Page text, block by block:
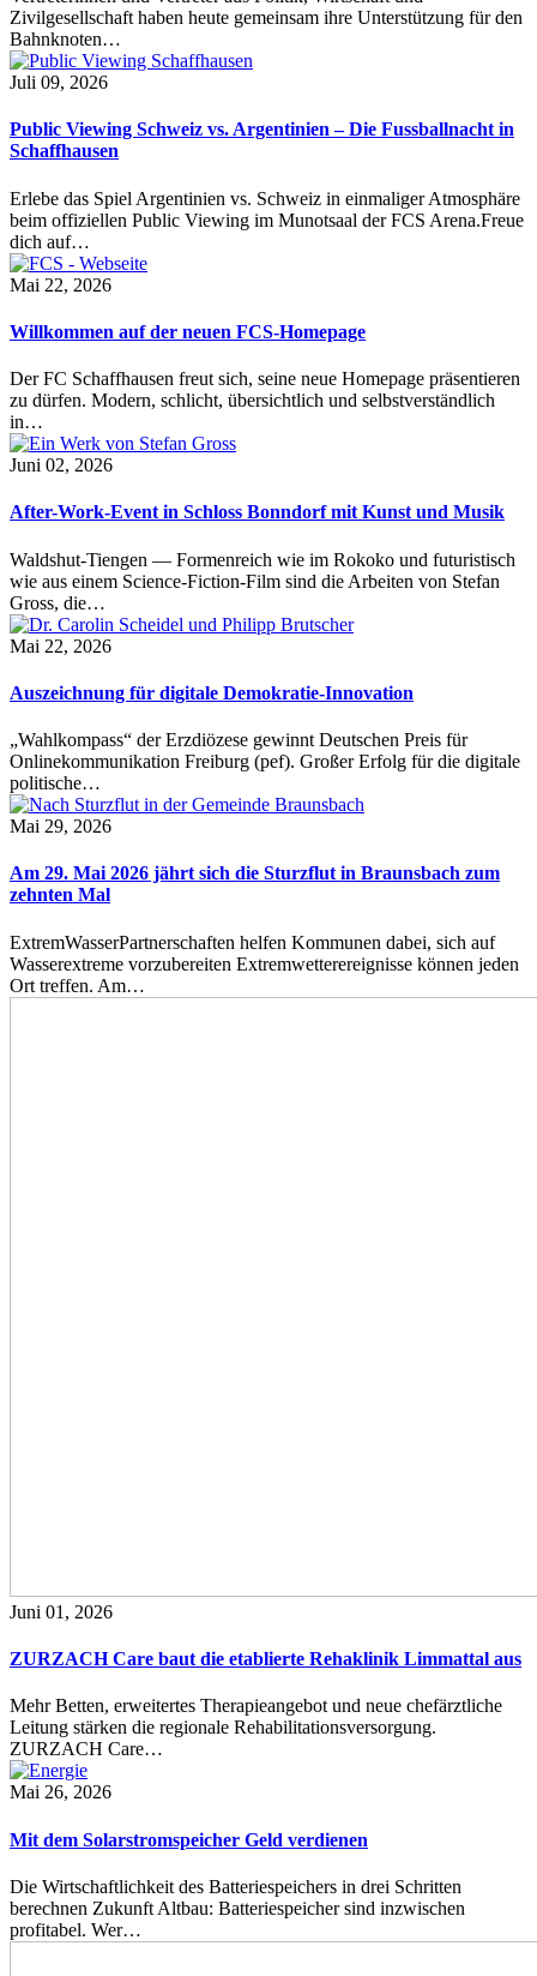
Zivilgesellschaft haben heute gemeinsam ihre Unterstützung für den
Bahnknoten…
Juli 09, 2026
Public Viewing Schweiz vs. Argentinien – Die Fussballnacht in
Schaffhausen
Erlebe das Spiel Argentinien vs. Schweiz in einmaliger Atmosphäre
beim offiziellen Public Viewing im Munotsaal der FCS Arena.Freue
dich auf…
Mai 22, 2026
Willkommen auf der neuen FCS-Homepage
Der FC Schaffhausen freut sich, seine neue Homepage präsentieren
zu dürfen. Modern, schlicht, übersichtlich und selbstverständlich
in…
Juni 02, 2026
After-Work-Event in Schloss Bonndorf mit Kunst und Musik
Waldshut-Tiengen — Formenreich wie im Rokoko und futuristisch
wie aus einem Science-Fiction-Film sind die Arbeiten von Stefan
Gross, die…
Mai 22, 2026
Auszeichnung für digitale Demokratie-Innovation
„Wahlkompass“ der Erzdiözese gewinnt Deutschen Preis für
Onlinekommunikation Freiburg (pef). Großer Erfolg für die digitale
politische…
Mai 29, 2026
Am 29. Mai 2026 jährt sich die Sturzflut in Braunsbach zum
zehnten Mal
ExtremWasserPartnerschaften helfen Kommunen dabei, sich auf
Wasserextreme vorzubereiten Extremwetterereignisse können jeden
Ort treffen. Am…
Juni 01, 2026
ZURZACH Care baut die etablierte Rehaklinik Limmattal aus
Mehr Betten, erweitertes Therapieangebot und neue chefärztliche
Leitung stärken die regionale Rehabilitationsversorgung.
ZURZACH Care…
Mai 26, 2026
Mit dem Solarstromspeicher Geld verdienen
Die Wirtschaftlichkeit des Batteriespeichers in drei Schritten
berechnen Zukunft Altbau: Batteriespeicher sind inzwischen
profitabel. Wer…